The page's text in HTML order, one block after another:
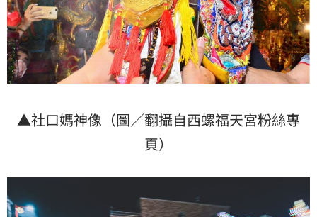
▲社口媽神像（圖／翻攝自西螺福天宮粉絲專
頁）